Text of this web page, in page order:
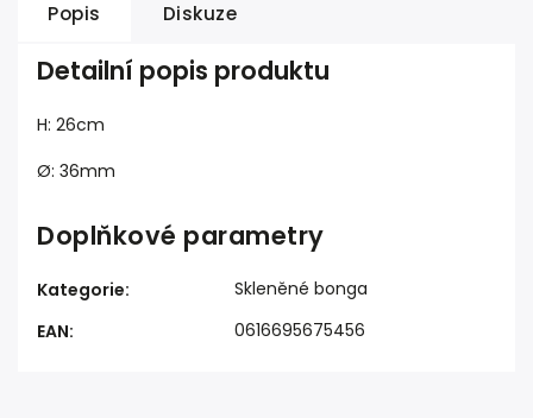
Popis Diskuze
Detailní popis produktu
H: 26cm
Ø: 36mm
Doplňkové parametry
Kategorie:
Skleněné bonga
EAN: 0616695675456